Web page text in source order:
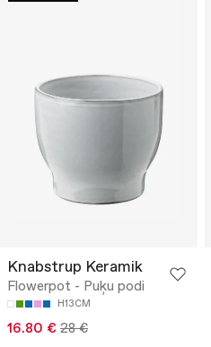
Knabstrup Keramik
Flowerpot - Puķu podi
H13CM
16.80 € 28 €